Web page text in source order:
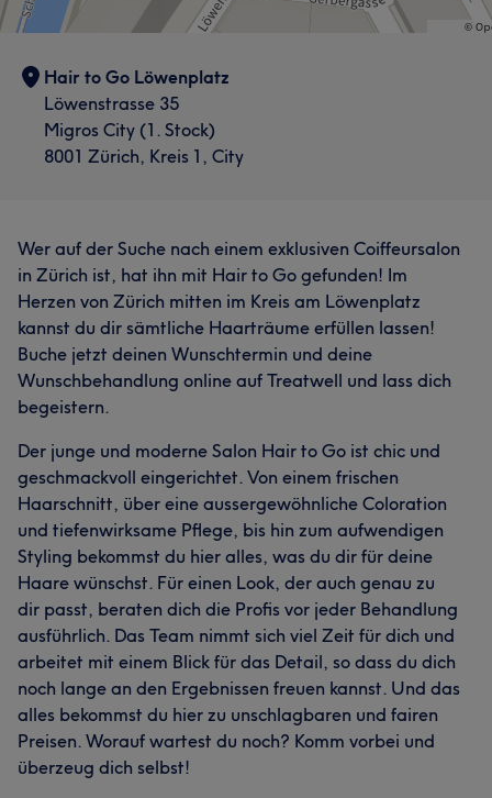
Hair to Go Löwenplatz
Löwenstrasse 35
Migros City (1. Stock)
8001 Zürich, Kreis 1, City
Wer auf der Suche nach einem exklusiven Coiffeursalon
in Zürich ist, hat ihn mit Hair to Go gefunden! Im
Herzen von Zürich mitten im Kreis am Löwenplatz
kannst du dir sämtliche Haarträume erfüllen lassen!
Buche jetzt deinen Wunschtermin und deine
Wunschbehandlung online auf Treatwell und lass dich
begeistern.
Der junge und moderne Salon Hair to Go ist chic und
geschmackvoll eingerichtet. Von einem frischen
Haarschnitt, über eine aussergewöhnliche Coloration
und tiefenwirksame Pflege, bis hin zum aufwendigen
Styling bekommst du hier alles, was du dir für deine
Haare wünschst. Für einen Look, der auch genau zu
dir passt, beraten dich die Profis vor jeder Behandlung
ausführlich. Das Team nimmt sich viel Zeit für dich und
arbeitet mit einem Blick für das Detail, so dass du dich
noch lange an den Ergebnissen freuen kannst. Und das
alles bekommst du hier zu unschlagbaren und fairen
Preisen. Worauf wartest du noch? Komm vorbei und
überzeug dich selbst!